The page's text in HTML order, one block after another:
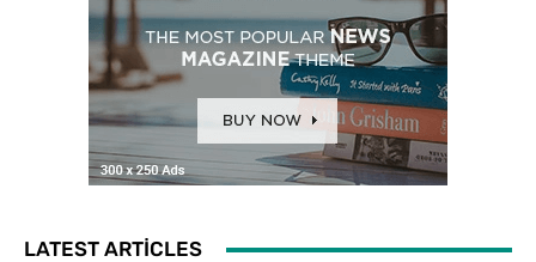
LATEST ARTICLES